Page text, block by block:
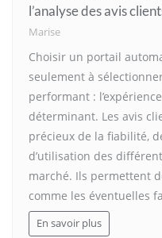
l’analyse des avis
Marise
Choisir un portail
seulement à
performant :
déterminant. Les avis
précieux de la fiabilité,
d’utilisation des
marché. Ils permettent
comme les éventuelles
En savoir plus